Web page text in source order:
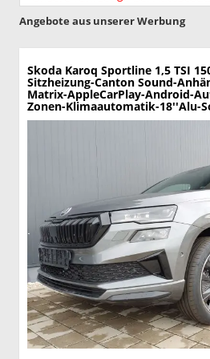
Angebote aus unserer Werbung
Skoda Karoq Sportline 1,5 TSI
Sitzheizung-Canton Sound-
Matrix-AppleCarPlay-Android-
Zonen-Klimaautomatik-18''Alu-